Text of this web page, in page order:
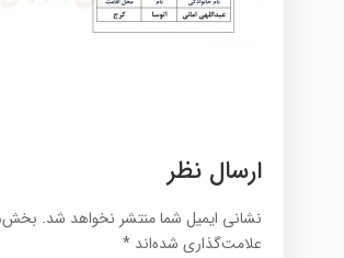
ارسال نظر
نشانی ایمیل شما منتشر نخواهد شد.
علامت‌گذاری شده‌اند *